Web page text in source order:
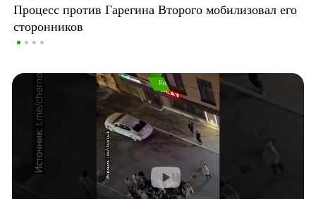
Процесс против Гарегина Второго мобилизовал его
сторонников